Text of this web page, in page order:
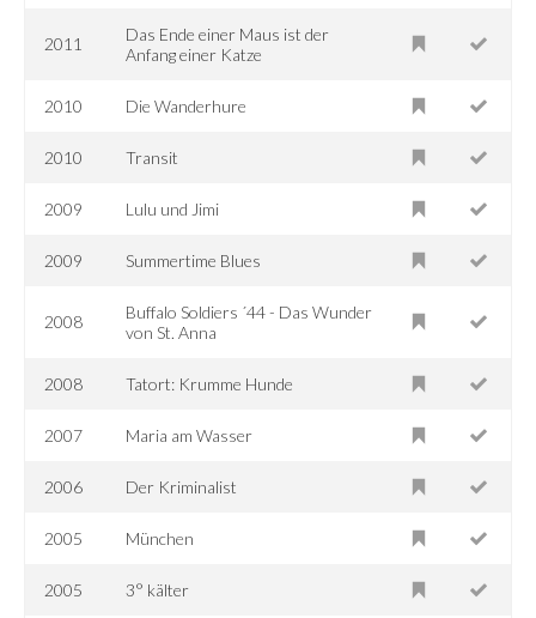
2011
Das Ende einer Maus ist der
Anfang einer Katze
2010 Die Wanderhure
2010 Transit
2009 Lulu und Jimi
2009 Summertime Blues
2008
Buffalo Soldiers ´44 - Das Wunder
von St. Anna
2008 Tatort: Krumme Hunde
2007 Maria am Wasser
2006 Der Kriminalist
2005 München
2005 3° kälter